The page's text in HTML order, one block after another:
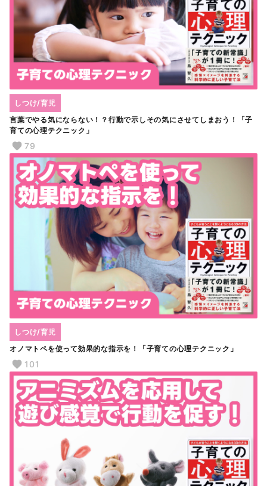
言葉でやる気にならない！？行動で示しその気にさせてしまおう！「子
育ての心理テクニック」
しつけ/育児
79
オノマトペを使って効果的な指示を！「子育ての心理テクニック」
しつけ/育児
101